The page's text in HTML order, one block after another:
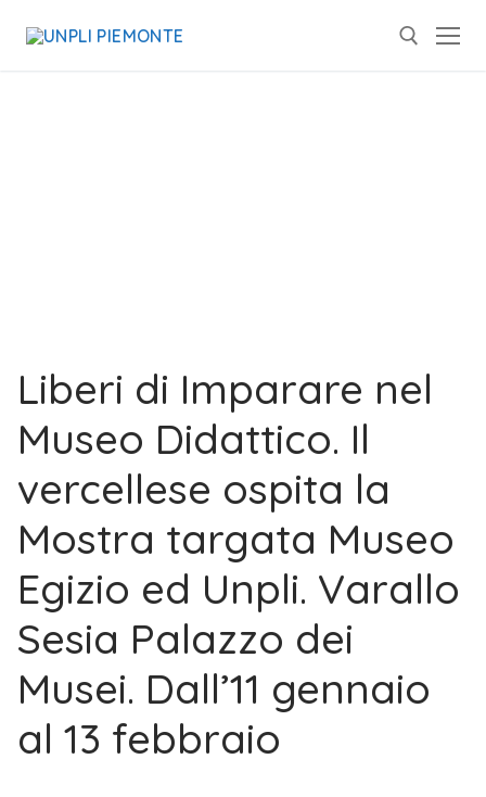
Liberi di Imparare nel
Museo Didattico. Il
vercellese ospita la
Mostra targata Museo
Egizio ed Unpli. Varallo
Sesia Palazzo dei
Musei. Dall’11 gennaio
al 13 febbraio